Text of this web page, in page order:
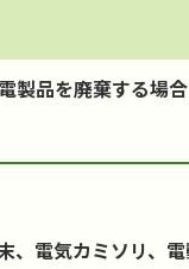
製品を廃棄する場合
、電気カミソリ、